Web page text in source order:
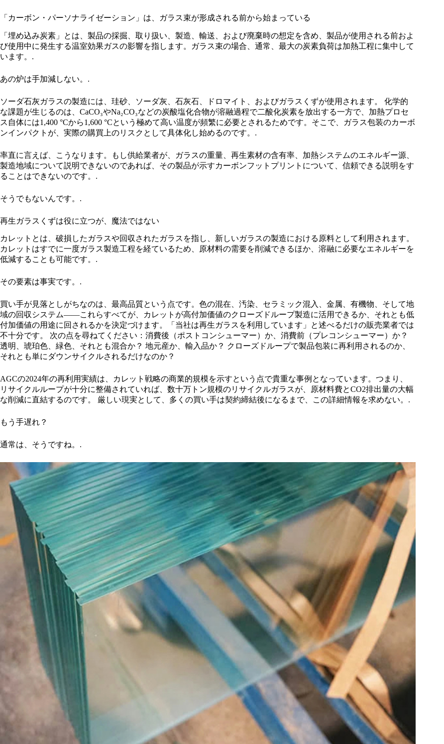
「カーボン・パーソナライゼーション」は、ガラス束が形成される前から始まっている
「埋め込み炭素」とは、製品の採掘、取り扱い、製造、輸送、および廃棄時の想定を含め、製品が使用される前およ
び使用中に発生する温室効果ガスの影響を指します。ガラス束の場合、通常、最大の炭素負荷は加熱工程に集中して
います。.
あの炉は手加減しない。.
ソーダ石灰ガラスの製造には、珪砂、ソーダ灰、石灰石、ドロマイト、およびガラスくずが使用されます。 化学的
な課題が生じるのは、CaCO₃やNa₂CO₃などの炭酸塩化合物が溶融過程で二酸化炭素を放出する一方で、加熱プロセ
ス自体には1,400 °Cから1,600 °Cという極めて高い温度が頻繁に必要とされるためです。そこで、ガラス包装のカーボ
ンインパクトが、実際の購買上のリスクとして具体化し始めるのです。.
率直に言えば、こうなります。もし供給業者が、ガラスの重量、再生素材の含有率、加熱システムのエネルギー源、
製造地域について説明できないのであれば、その製品が示すカーボンフットプリントについて、信頼できる説明をす
ることはできないのです。.
そうでもないんです。.
再生ガラスくずは役に立つが、魔法ではない
カレットとは、破損したガラスや回収されたガラスを指し、新しいガラスの製造における原料として利用されます。
カレットはすでに一度ガラス製造工程を経ているため、原材料の需要を削減できるほか、溶融に必要なエネルギーを
低減することも可能です。.
その要素は事実です。.
買い手が見落としがちなのは、最高品質という点です。色の混在、汚染、セラミック混入、金属、有機物、そして地
域の回収システム――これらすべてが、カレットが高付加価値のクローズドループ製造に活用できるか、それとも低
付加価値の用途に回されるかを決定づけます。「当社は再生ガラスを利用しています」と述べるだけの販売業者では
不十分です。 次の点を尋ねてください：消費後（ポストコンシューマー）か、消費前（プレコンシューマー）か？
透明、琥珀色、緑色、それとも混合か？ 地元産か、輸入品か？ クローズドループで製品包装に再利用されるのか、
それとも単にダウンサイクルされるだけなのか？
AGCの2024年の再利用実績は、カレット戦略の商業的規模を示すという点で貴重な事例となっています。つまり、
リサイクルループが十分に整備されていれば、数十万トン規模のリサイクルガラスが、原材料費とCO2排出量の大幅
な削減に直結するのです。 厳しい現実として、多くの買い手は契約締結後になるまで、この詳細情報を求めない。.
もう手遅れ？
通常は、そうですね。.